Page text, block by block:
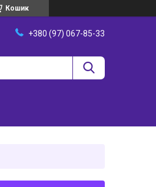
Кошик
+380 (97) 067-85-33